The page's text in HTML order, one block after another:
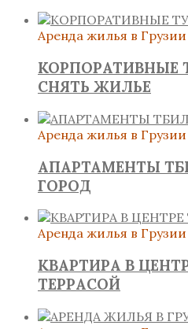
Аренда жилья в Грузии
КОРПОРАТИВНЫЕ
СНЯТЬ ЖИЛЬЕ
Аренда жилья в Грузии
АПАРТАМЕНТЫ
ГОРОД
Аренда жилья в Грузии
КВАРТИРА В
ТЕРРАСОЙ